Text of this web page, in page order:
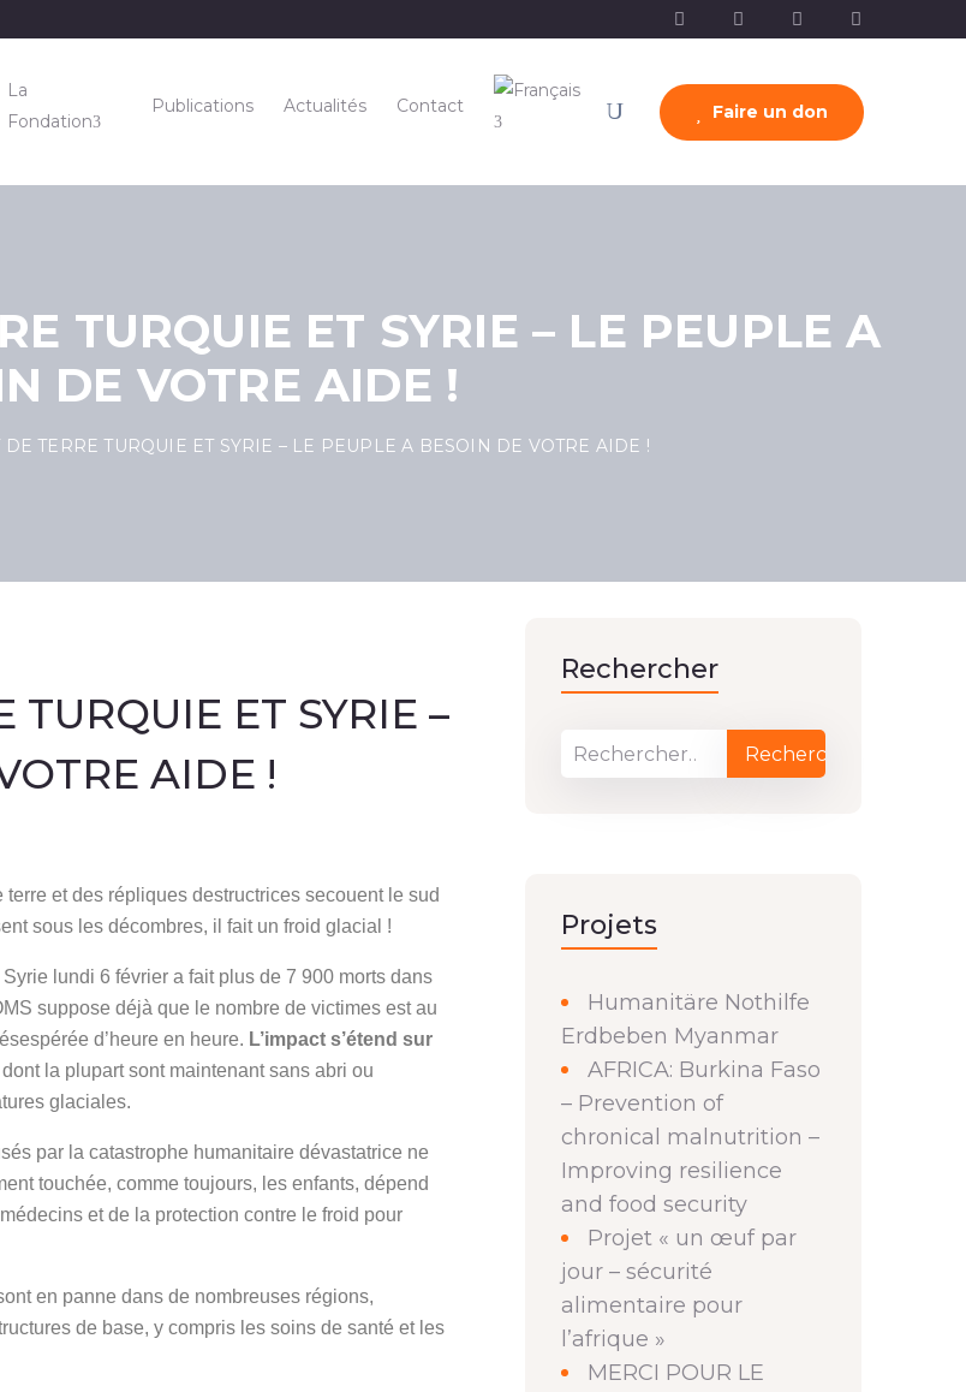
La
Fondation
Publications Actualités Contact Faire un don
TURQUIE ET ​​SYRIE – LE PEUPLE A
DE VOTRE AIDE !
TERRE TURQUIE ET ​​SYRIE – LE PEUPLE A BESOIN DE VOTRE AIDE !
ET ​​SYRIE –
AIDE !
et des répliques destructrices secouent le sud
sous les décombres, il fait un froid glacial !
lundi 6 février a fait plus de 7 900 morts dans
suppose déjà que le nombre de victimes est au
d’heure en heure. L’impact s’étend sur
dont la plupart sont maintenant sans abri ou
glaciales.
par la catastrophe humanitaire dévastatrice ne
touchée, comme toujours, les enfants, dépend
et de la protection contre le froid pour
en panne dans de nombreuses régions,
de base, y compris les soins de santé et les
Rechercher
Projets
Humanitäre Nothilfe
Erdbeben Myanmar
AFRICA: Burkina Faso
– Prevention of
chronical malnutrition –
Improving resilience
and food security
Projet « un œuf par
jour – sécurité
alimentaire pour
l’afrique »
MERCI POUR LE